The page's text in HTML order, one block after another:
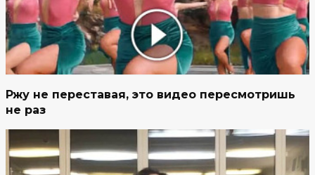
Ржу не переставая, это видео пересмотришь
не раз